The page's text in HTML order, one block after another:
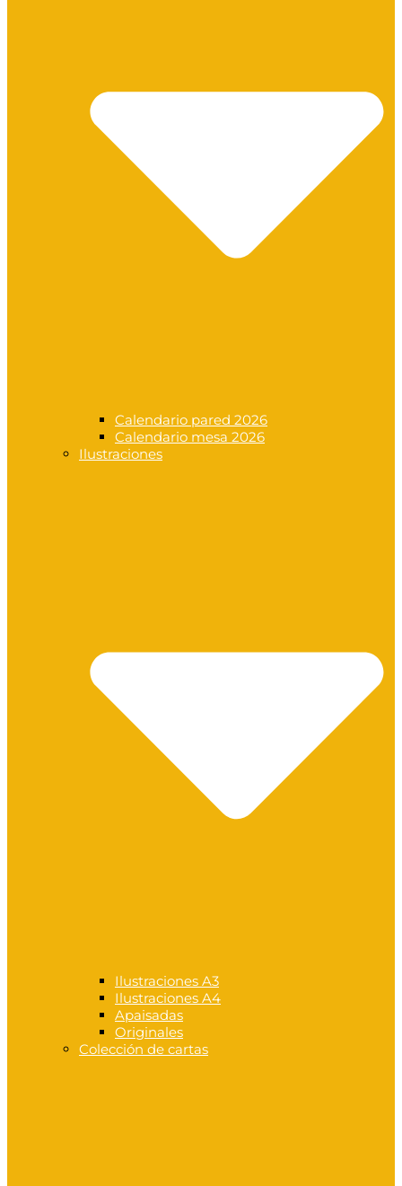
Calendario pared 2026
Calendario mesa 2026
Ilustraciones
Ilustraciones A3
Ilustraciones A4
Apaisadas
Originales
Colección de cartas